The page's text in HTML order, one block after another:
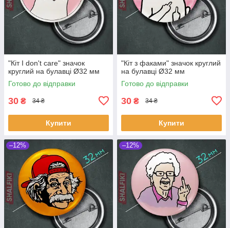
"Кіт I don't care" значок
круглий на булавці Ø32 мм
Готово до відправки
30 ₴ 34 ₴
Купити
"Кіт з факами" значок круглий
на булавці Ø32 мм
Готово до відправки
30 ₴ 34 ₴
Купити
–12% –12%